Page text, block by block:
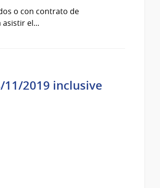
o con contrato de
el...
11/2019 inclusive